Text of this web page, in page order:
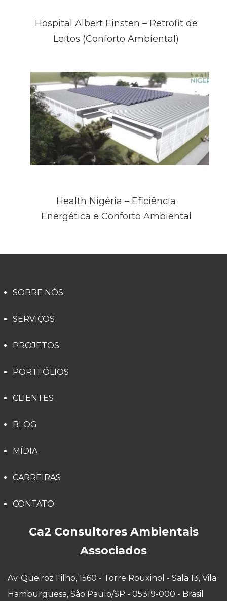
Hospital Albert Einsten – Retrofit de
Leitos (Conforto Ambiental)
Health Nigéria – Eficiência
Energética e Conforto Ambiental
SOBRE NÓS
SERVIÇOS
PROJETOS
PORTFÓLIOS
CLIENTES
BLOG
MÍDIA
CARREIRAS
CONTATO
Ca2 Consultores Ambientais
Associados
Av. Queiroz Filho, 1560 - Torre Rouxinol - Sala 13, Vila
Hamburguesa, São Paulo/SP - 05319-000 - Brasil